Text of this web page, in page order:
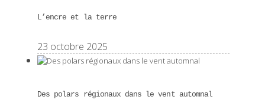
L’encre et la terre
23 octobre 2025
Des polars régionaux dans le vent automnal